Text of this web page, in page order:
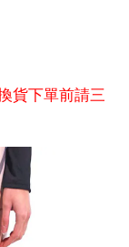
貨下單前請三